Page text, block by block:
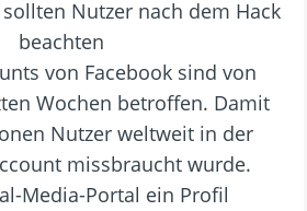
von Facebook sind von
Wochen betroffen. Damit
Nutzer weltweit in der
missbraucht wurde.
Media-Portal ein Profil